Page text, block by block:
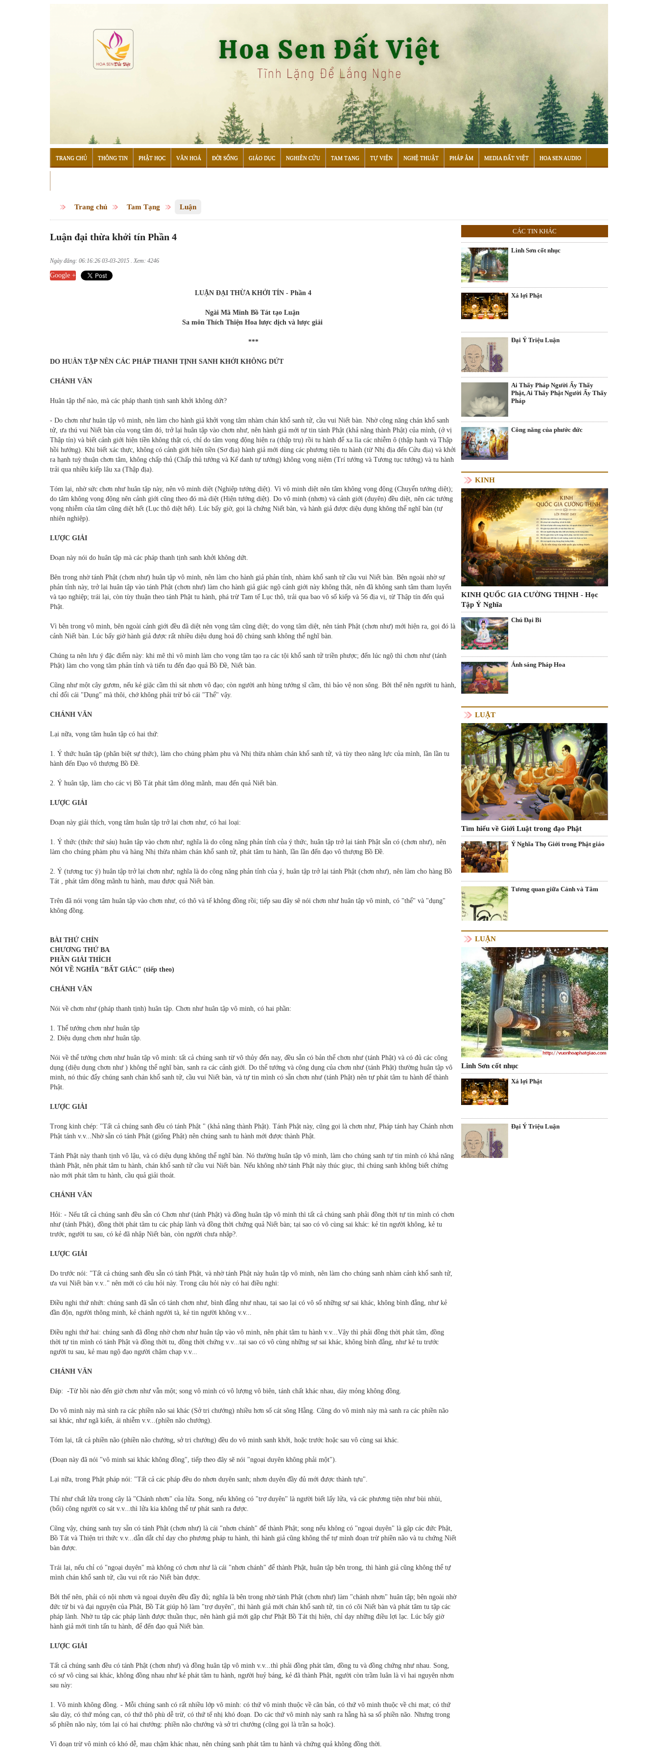
TRANG CHỦ THÔNG TIN PHẬT HỌC VĂN HOÁ ĐỜI SỐNG GIÁO DỤC NGHIÊN CỨU TAM TẠNG TỰ VIỆN NGHỆ THUẬT PHÁP ÂM MEDIA ĐẤT VIỆT HOA SEN AUDIO
Trang chủ Tam Tạng Luận
Luận đại thừa khởi tín Phần 4
Ngày đăng: 06:16:26 03-03-2015 . Xem: 4246
Google +
LUẬN ĐẠI THỪA KHỞI TÍN - Phần 4
Ngài Mã Minh Bồ Tát tạo Luận
Sa môn Thích Thiện Hoa lược dịch và lược giải
***
DO HUÂN TẬP NÊN CÁC PHÁP THANH TỊNH SANH KHỞI KHÔNG DỨT
CHÁNH VĂN
Huân tập thế nào, mà các pháp thanh tịnh sanh khởi không dứt?
- Do chơn như huân tập vô minh, nên làm cho hành giả khởi vọng tâm nhàm chán khổ sanh tử, cầu vui Niết bàn. Nhờ công năng chán khổ sanh
tử, ưa thú vui Niết bàn của vọng tâm đó, trở lại huân tập vào chơn như, nên hành giả mới tự tin tánh Phật (khả năng thành Phật) của mình, (ở vị
Thập tín) và biết cảnh giới hiện tiền không thật có, chỉ do tâm vọng động hiện ra (thập trụ) rồi tu hành để xa lìa các nhiễm ô (thập hạnh và Thập
hồi hướng). Khi biết xác thực, không có cảnh giới hiện tiền (Sơ địa) hành giả mới dùng các phương tiện tu hành (từ Nhị địa đến Cửu địa) và khởi
ra hạnh tuỳ thuận chơn tâm, không chấp thủ (Chấp thủ tướng và Kế danh tự tướng) không vọng niệm (Trí tướng và Tương tục tướng) và tu hành
trải qua nhiều kiếp lâu xa (Thập địa).
Tóm lại, nhờ sức chơn như huân tập này, nên vô minh diệt (Nghiệp tướng diệt). Vì vô minh diệt nên tâm không vọng động (Chuyển tướng diệt);
do tâm không vọng động nên cảnh giới cũng theo đó mà diệt (Hiện tướng diệt). Do vô minh (nhơn) và cảnh giới (duyên) đều diệt, nên các tướng
vọng nhiễm của tâm cũng diệt hết (Lục thô diệt hết). Lúc bấy giờ, gọi là chứng Niết bàn, và hành giả được diệu dụng không thể nghĩ bàn (tự
nhiên nghiệp).
LƯỢC GIẢI
Đoạn này nói do huân tập mà các pháp thanh tịnh sanh khởi không dứt.
Bên trong nhờ tánh Phật (chơn như) huân tập vô minh, nên làm cho hành giả phản tỉnh, nhàm khổ sanh tử cầu vui Niết bàn. Bên ngoài nhờ sự
phản tỉnh này, trở lại huân tập vào tánh Phật (chơn như) làm cho hành giả giác ngộ cảnh giới này không thật, nên đã không sanh tâm tham luyến
và tạo nghiệp; trái lại, còn tùy thuận theo tánh Phật tu hành, phá trừ Tam tế Lục thô, trải qua bao vô số kiếp và 56 địa vị, từ Thập tín đến quả
Phật.
Vì bên trong vô minh, bên ngoài cảnh giới đều đã diệt nên vọng tâm cũng diệt; do vọng tâm diệt, nên tánh Phật (chơn như) mới hiện ra, gọi đó là
cảnh Niết bàn. Lúc bấy giờ hành giả được rất nhiều diệu dụng hoá độ chúng sanh không thể nghĩ bàn.
Chúng ta nên lưu ý đặc điểm này: khi mê thì vô minh làm cho vọng tâm tạo ra các tội khổ sanh tử triền phược; đến lúc ngộ thì chơn như (tánh
Phật) làm cho vọng tâm phản tỉnh và tiến tu đến đạo quả Bồ Đề, Niết bàn.
Cũng như một cây gươm, nếu kẻ giặc cầm thì sát nhơn vô đạo; còn người anh hùng tướng sĩ cầm, thì bảo vệ non sông. Bởi thế nên người tu hành,
chỉ đổi cái "Dụng" mà thôi, chớ không phải trừ bỏ cái "Thể" vậy.
CHÁNH VĂN
Lại nữa, vọng tâm huân tập có hai thứ:
1. Ý thức huân tập (phân biệt sự thức), làm cho chúng phàm phu và Nhị thừa nhàm chán khổ sanh tử, và tùy theo năng lực của mình, lần lần tu
hành đến Đạo vô thượng Bồ Đề.
2. Ý huân tập, làm cho các vị Bồ Tát phát tâm dõng mãnh, mau đến quả Niết bàn.
LƯỢC GIẢI
Đoạn này giải thích, vọng tâm huân tập trở lại chơn như, có hai loại:
1. Ý thức (thức thứ sáu) huân tập vào chơn như; nghĩa là do công năng phản tỉnh của ý thức, huân tập trở lại tánh Phật sẵn có (chơn như), nên
làm cho chúng phàm phu và hàng Nhị thừa nhàm chán khổ sanh tử, phát tâm tu hành, lần lần đến đạo vô thượng Bồ Đề.
2. Ý (tương tục ý) huân tập trở lại chơn như; nghĩa là do công năng phản tỉnh của ý, huân tập trở lại tánh Phật (chơn như), nên làm cho hàng Bồ
Tát , phát tâm dõng mãnh tu hành, mau được quả Niết bàn.
Trên đã nói vọng tâm huân tập vào chơn như, có thô và tế không đồng rồi; tiếp sau đây sẽ nói chơn như huân tập vô minh, có "thể" và "dụng"
không đồng.
BÀI THỨ CHÍN
CHƯƠNG THỨ BA
PHẦN GIẢI THÍCH
NÓI VỀ NGHĨA "BẤT GIÁC" (tiếp theo)
CHÁNH VĂN
Nói về chơn như (pháp thanh tịnh) huân tập. Chơn như huân tập vô minh, có hai phần:
1. Thể tướng chơn như huân tập
2. Diệu dụng chơn như huân tập.
Nói về thể tướng chơn như huân tập vô minh: tất cả chúng sanh từ vô thủy đến nay, đều sẵn có bản thể chơn như (tánh Phật) và có đủ các công
dụng (diệu dụng chơn như ) không thể nghĩ bàn, sanh ra các cảnh giới. Do thể tướng và công dụng của chơn như (tánh Phật) thường huân tập vô
minh, nó thúc đẩy chúng sanh chán khổ sanh tử, cầu vui Niết bàn, và tự tin mình có sẵn chơn như (tánh Phật) nên tự phát tâm tu hành để thành
Phật.
LƯỢC GIẢI
Trong kinh chép: "Tất cả chúng sanh đều có tánh Phật " (khả năng thành Phật). Tánh Phật này, cũng gọi là chơn như, Pháp tánh hay Chánh nhơn
Phật tánh v.v...Nhờ sẵn có tánh Phật (giống Phật) nên chúng sanh tu hành mới được thành Phật.
Tánh Phật này thanh tịnh vô lậu, và có diệu dụng không thể nghĩ bàn. Nó thường huân tập vô minh, làm cho chúng sanh tự tin mình có khả năng
thành Phật, nên phát tâm tu hành, chán khổ sanh tử cầu vui Niết bàn. Nếu không nhờ tánh Phật này thúc giục, thì chúng sanh không biết chừng
nào mới phát tâm tu hành, cầu quả giải thoát.
CHÁNH VĂN
Hỏi: - Nếu tất cả chúng sanh đều sẵn có Chơn như (tánh Phật) và đồng huân tập vô minh thì tất cả chúng sanh phải đồng thời tự tin mình có chơn
như (tánh Phật), đồng thời phát tâm tu các pháp lành và đồng thời chứng quả Niết bàn; tại sao có vô cùng sai khác: kẻ tin người không, kẻ tu
trước, người tu sau, có kẻ đã nhập Niết bàn, còn người chưa nhập?.
LƯỢC GIẢI
Do trước nói: "Tất cả chúng sanh đều sẵn có tánh Phật, và nhờ tánh Phật này huân tập vô minh, nên làm cho chúng sanh nhàm cảnh khổ sanh tử,
ưa vui Niết bàn v.v.." nên mới có câu hỏi này. Trong câu hỏi này có hai điều nghi:
Điều nghi thứ nhứt: chúng sanh đã sẵn có tánh chơn như, bình đẳng như nhau, tại sao lại có vô số những sự sai khác, không bình đẳng, như kẻ
đần độn, người thông minh, kẻ chánh người tà, kẻ tin người không v.v...
Điều nghi thứ hai: chúng sanh đã đồng nhờ chơn như huân tập vào vô minh, nên phát tâm tu hành v.v...Vậy thì phải đồng thời phát tâm, đồng
thời tự tin mình có tánh Phật và đồng thời tu, đồng thời chứng v.v...tại sao có vô cùng những sự sai khác, không bình đẳng, như kẻ tu trước
người tu sau, kẻ mau ngộ đạo người chậm chạp v.v...
CHÁNH VĂN
Đáp: -Từ hồi nào đến giờ chơn như vẫn một; song vô minh có vô lượng vô biên, tánh chất khác nhau, dày mỏng không đồng.
Do vô minh này mà sinh ra các phiền não sai khác (Sở tri chướng) nhiều hơn số cát sông Hằng. Cũng do vô minh này mà sanh ra các phiền não
sai khác, như ngã kiến, ái nhiễm v.v...(phiền não chướng).
Tóm lại, tất cả phiền não (phiền não chướng, sở tri chướng) đều do vô minh sanh khởi, hoặc trước hoặc sau vô cùng sai khác.
(Đoạn này đã nói "vô minh sai khác không đồng", tiếp theo đây sẽ nói "ngoại duyên không phải một").
Lại nữa, trong Phật pháp nói: "Tất cả các pháp đều do nhơn duyên sanh; nhơn duyên đầy đủ mới được thành tựu".
Thí như chất lửa trong cây là "Chánh nhơn" của lửa. Song, nếu không có "trợ duyên" là người biết lấy lửa, và các phương tiện như bùi nhùi,
(bổi) công người cọ sát v.v...thì lửa kia không thể tự phát sanh ra được.
Cũng vậy, chúng sanh tuy sẵn có tánh Phật (chơn như) là cái "nhơn chánh" để thành Phật; song nếu không có "ngoại duyên" là gặp các đức Phật,
Bồ Tát và Thiện tri thức v.v...dẫn dắt chỉ dạy cho phương pháp tu hành, thì hành giả cũng không thể tự mình đoạn trừ phiền não và tu chứng Niết
bàn được.
Trái lại, nếu chỉ có "ngoại duyên" mà không có chơn như là cái "nhơn chánh" để thành Phật, huân tập bên trong, thì hành giả cũng không thể tự
mình chán khổ sanh tử, cầu vui rốt ráo Niết bàn được.
Bởi thế nên, phải có nội nhơn và ngoại duyên đều đầy đủ; nghĩa là bên trong nhờ tánh Phật (chơn như) làm "chánh nhơn" huân tập; bên ngoài nhờ
đức từ bi và đại nguyện của Phật, Bồ Tát giúp hộ làm "trợ duyên", thì hành giả mới chán khổ sanh tử, tin có cõi Niết bàn và phát tâm tu tập các
pháp lành. Nhờ tu tập các pháp lành được thuần thục, nên hành giả mới gặp chư Phật Bồ Tát thị hiện, chỉ dạy những điều lợi lạc. Lúc bấy giờ
hành giả mới tinh tấn tu hành, để đến đạo quả Niết bàn.
LƯỢC GIẢI
Tất cả chúng sanh đều có tánh Phật (chơn như) và đồng huân tập vô minh v.v...thì phải đồng phát tâm, đồng tu và đồng chứng như nhau. Song,
có sự vô cùng sai khác, không đồng nhau như kẻ phát tâm tu hành, người huỷ báng, kẻ đã thành Phật, người còn trầm luân là vì hai nguyên nhơn
sau này:
1. Vô minh không đồng. - Mỗi chúng sanh có rất nhiều lớp vô minh: có thứ vô minh thuộc về căn bản, có thứ vô minh thuộc về chi mạt; có thứ
sâu dày, có thứ mỏng cạn, có thứ thô phù dễ trừ, có thứ tế nhị khó đoạn. Do các thứ vô minh này sanh ra hằng hà sa số phiền não. Nhưng trong
số phiền não này, tóm lại có hai chướng: phiền não chướng và sở tri chướng (cũng gọi là trần sa hoặc).
Vì đoạn trừ vô minh có khó dễ, mau chậm khác nhau, nên chúng sanh phát tâm tu hành và chứng quả không đồng thời.
CÁC TIN KHÁC
Linh Sơn cốt nhục
Xá lợi Phật
Ðại Ý Triệu Luận
Ai Thấy Pháp Người Ấy Thấy
Phật, Ai Thấy Phật Người Ấy Thấy
Pháp
Công năng của phước đức
KINH
KINH QUỐC GIA CƯỜNG THỊNH - Học
Tập Ý Nghĩa
Chú Đại Bi
Ánh sáng Pháp Hoa
LUẬT
Tìm hiểu về Giới Luật trong đạo Phật
Ý Nghĩa Thọ Giới trong Phật giáo
Tương quan giữa Cảnh và Tâm
LUẬN
Linh Sơn cốt nhục
Xá lợi Phật
Ðại Ý Triệu Luận